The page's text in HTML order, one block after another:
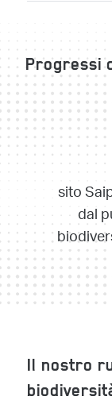
Progressi
sito
dal
Il nostro